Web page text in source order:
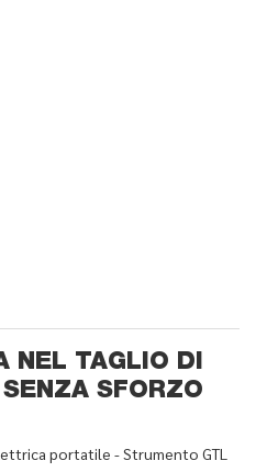
NEL TAGLIO DI
SFORZO